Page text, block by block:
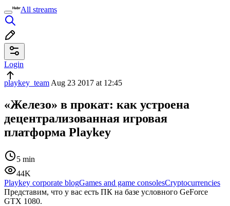
All streams
Login
playkey_team Aug 23 2017 at 12:45
«Железо» в прокат: как устроена
децентрализованная игровая
платформа Playkey
5 min
44K
Playkey corporate blogGames and game consolesCryptocurrencies
Представим, что у вас есть ПК на базе условного GeForce
GTX 1080.